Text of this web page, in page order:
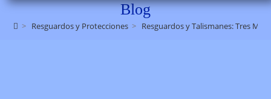
Blog
> Resguardos y Protecciones > Resguardos y Talismanes: Tres